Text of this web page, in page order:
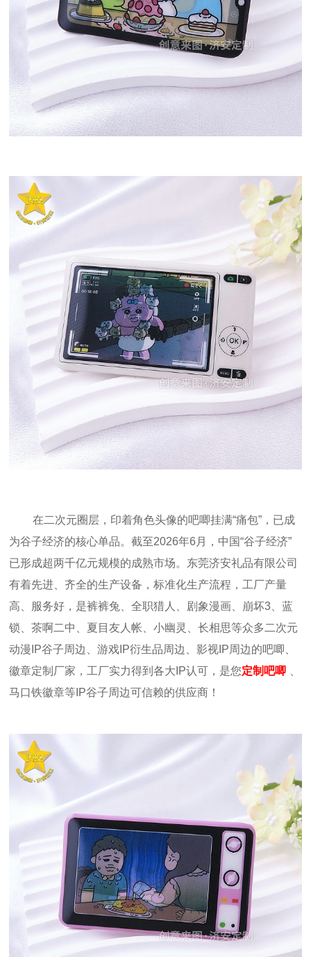
在二次元圈层，印着角色头像的吧唧挂满“痛包”，已成
为谷子经济的核心单品。截至2026年6月，中国“谷子经济”
已形成超两千亿元规模的成熟市场。东莞济安礼品有限公司
有着先进、齐全的生产设备，标准化生产流程，工厂产量
高、服务好，是裤裤兔、全职猎人、剧象漫画、崩坏3、蓝
锁、茶啊二中、夏目友人帐、小幽灵、长相思等众多二次元
动漫IP谷子周边、游戏IP衍生品周边、影视IP周边的吧唧、
徽章定制厂家，工厂实力得到各大IP认可，是您定制吧唧
马口铁徽章等IP谷子周边可信赖的供应商！